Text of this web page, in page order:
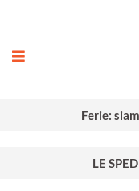
Ferie:
LE